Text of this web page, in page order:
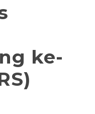
ke-